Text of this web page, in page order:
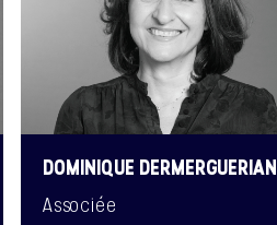
DOMINIQUE DERMERGUERIAN
Associée